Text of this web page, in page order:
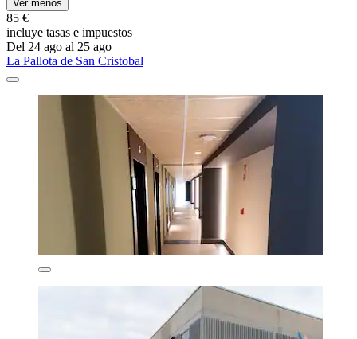
Ver menos
85 €
incluye tasas e impuestos
Del 24 ago al 25 ago
La Pallota de San Cristobal